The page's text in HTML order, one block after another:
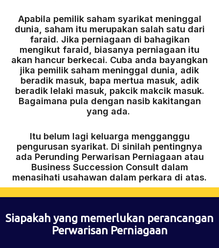
Apabila pemilik saham syarikat meninggal
dunia, saham itu merupakan salah satu dari
faraid. Jika perniagaan di bahagikan
mengikut faraid, biasanya perniagaan itu
akan hancur berkecai. Cuba anda bayangkan
jika pemilik saham meninggal dunia, adik
beradik masuk, bapa mertua masuk, adik
beradik lelaki masuk, pakcik makcik masuk.
Bagaimana pula dengan nasib kakitangan
yang ada.
Itu belum lagi keluarga mengganggu
pengurusan syarikat. Di sinilah pentingnya
ada Perunding Perwarisan Perniagaan atau
Business Succession Consult dalam
menasihati usahawan dalam perkara di atas.
Siapakah yang memerlukan perancangan
Perwarisan Perniagaan